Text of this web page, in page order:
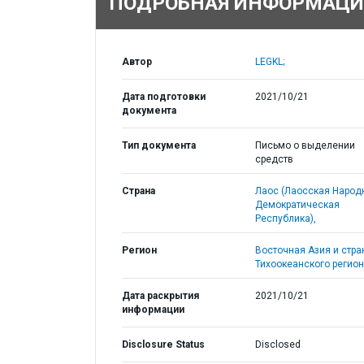
Автор LEGKL;
Дата подготовки
документа
2021/10/21
Тип документа
Письмо о выделении
средств
Страна
Лаос (Лаосская
Демократическая
Республика),
Регион
Восточная Азия и
Тихоокеанского
Дата раскрытия
информации
2021/10/21
Disclosure Status Disclosed